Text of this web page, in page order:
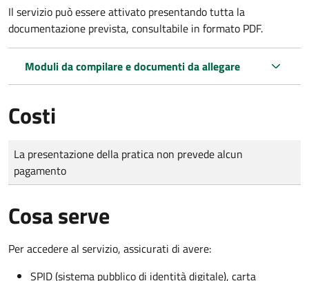
Il servizio può essere attivato presentando tutta la
documentazione prevista, consultabile in formato PDF.
Moduli da compilare e documenti da allegare
Costi
Tipo di pagamento
Importo
La presentazione della pratica non prevede alcun
pagamento
Cosa serve
Per accedere al servizio, assicurati di avere:
SPID (sistema pubblico di identità digitale), carta